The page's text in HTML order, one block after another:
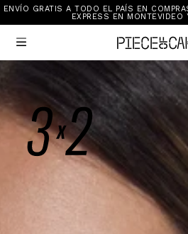
ENVÍO GRATIS A TODO EL PAÍS EN
EXPRESS EN MONTEVIDEO

Sale
New In
Accesorios
Calzado
Ver Todo
Vestimenta
Calzado
Accesorios
Mallas Y Bikinis